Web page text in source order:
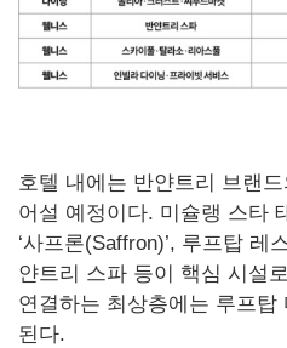
호텔 내에는 반얀트리 브랜
어설 예정이다. 미슐랭 스타
‘사프론(Saffron)’, 루프탑 레
얀트리 스파 등이 핵심 시설
연결하는 최상층에는 루프탑
된다.